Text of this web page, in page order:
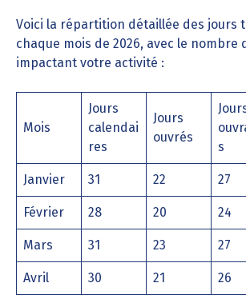
Voici la répartition détaillée des jours
chaque mois de 2026, avec le nombre
impactant votre activité :
Mois
Jours
calendai
res
Jours
ouvrés
s
Janvier 31 22 27
Février 28 20 24
Mars 31 23 27
Avril 30 21 26